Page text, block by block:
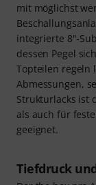
mit möglichst
integrierte 8"-
dessen Pegel
Topteilen regeln
Abmessungen,
Strukturlacks ist
als auch für
geeignet.
Tiefdruck